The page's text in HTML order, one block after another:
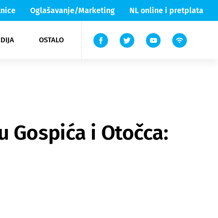
Oglašavanje/Marketing NL online i pretplata
OSTALO
Lika & Senj
TV
Gospića i Otočca: